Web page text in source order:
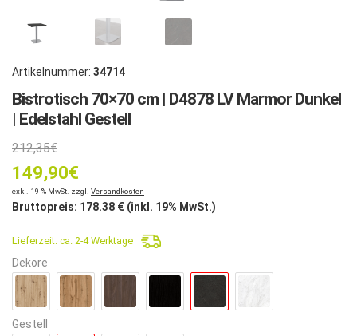
Artikelnummer: 34714
Bistrotisch 70×70 cm | D4878 LV Marmor Dunkel
| Edelstahl Gestell
212,35€Ursprünglicher
Preis
war:
212,35€
149,90€
Aktueller
Preis
ist:
149,90€.
exkl. 19 % MwSt. zzgl. Versandkosten
Bruttopreis: 178.38 € (inkl. 19% MwSt.)
Lieferzeit: ca. 2-4 Werktage
Dekore
Gestell